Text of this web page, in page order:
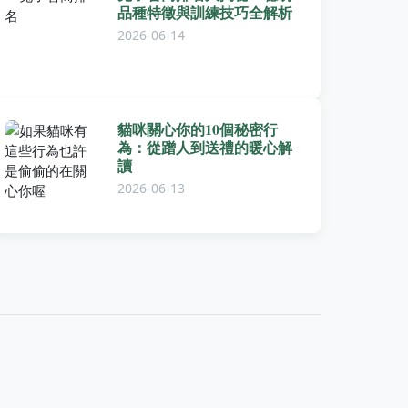
品種特徵與訓練技巧全解析
2026-06-14
貓咪關心你的10個秘密行
為：從蹭人到送禮的暖心解
讀
2026-06-13